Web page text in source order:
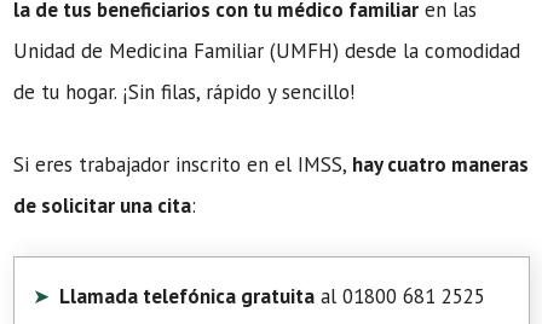
la de tus beneficiarios con tu médico familiar en las
Unidad de Medicina Familiar (UMFH) desde la comodidad
de tu hogar. ¡Sin filas, rápido y sencillo!
Si eres trabajador inscrito en el IMSS, hay cuatro maneras
de solicitar una cita:
Llamada telefónica gratuita al 01800 681 2525